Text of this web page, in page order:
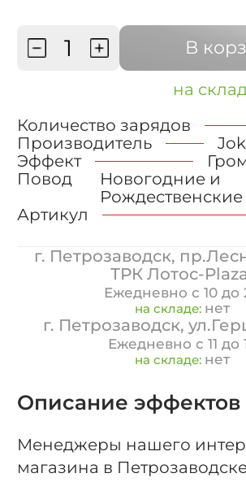
В
на
Количество зарядов
Производитель
Эффект
Повод
Новогодние и
Артикул
г. Петрозаводск,
ТРК Лотос-
Ежедневно с 10 до
на складе: нет
г. Петрозаводск,
Ежедневно с 11 до
на складе: нет
Описание эффектов
Менеджеры нашего
магазина в